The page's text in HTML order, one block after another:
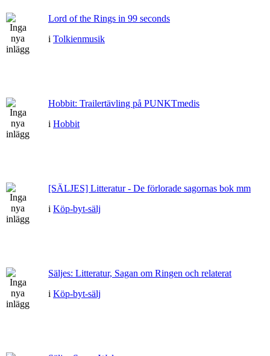
Lord of the Rings in 99 seconds
i Tolkienmusik
Hobbit: Trailertävling på PUNKTmedis
i Hobbit
[SÄLJES] Litteratur - De förlorade sagornas bok mm
i Köp-byt-sälj
Säljes: Litteratur, Sagan om Ringen och relaterat
i Köp-byt-sälj